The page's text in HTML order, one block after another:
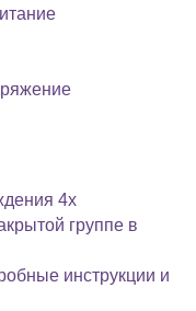
4х
группе в
инструкции и